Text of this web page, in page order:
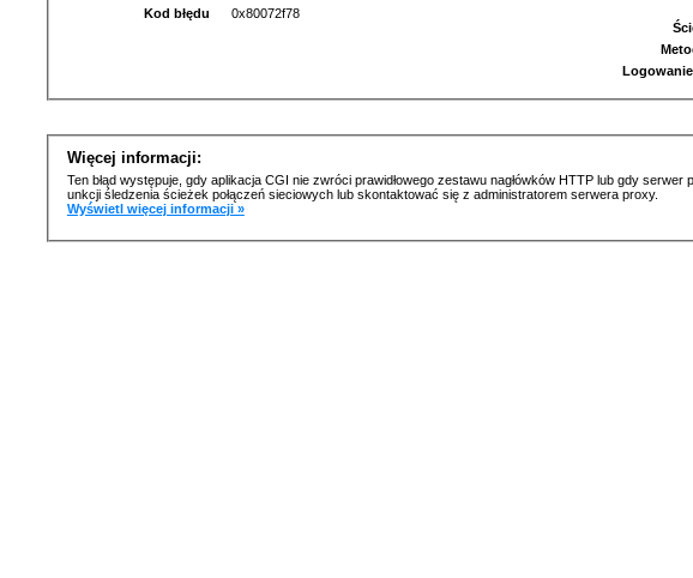
Kod błędu
0x80072f78
Więcej informacji:
Ten błąd występuje, gdy aplikacja CGI nie zwróci prawidłowego zestawu nagłówków HTTP lub gdy
unkcji śledzenia ścieżek połączeń sieciowych lub skontaktować się z administratorem serwera proxy.
Wyświetl więcej informacji »